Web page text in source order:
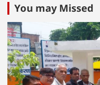
s
A
p
p
e
b
o
o
k
er e
You may Missed